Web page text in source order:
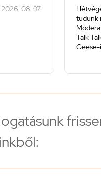
2026. 08. 07.
tudunk
Talk
Geese-